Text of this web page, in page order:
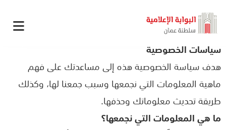
سياسات الخصوصية
هدف سياسة الخصوصية هذه إلى مساعدتك على فهم
ماهية المعلومات التي نجمعها وسبب جمعنا لها، وكذلك
طريقة تحديث معلوماتك وحذفها.
ما هي المعلومات التي نجمعها؟